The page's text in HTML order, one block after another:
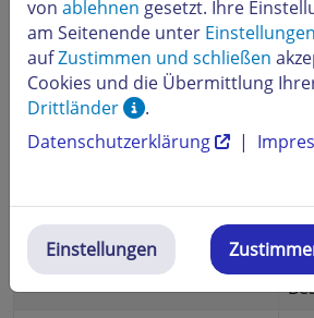
Anbieters (Dritte)
geladen.
findet
Analytic-Tools
Es werden keine Tools zur
Webseitenanalyse eingesetzt.
von ablehnen gesetzt. Ihre
am Seitenende unter Einstellungen
aufZustimmen und schließen
Cookies und die Übermittlung
Drittländer
.
Datenschutzerklärung
|
Einstellungen